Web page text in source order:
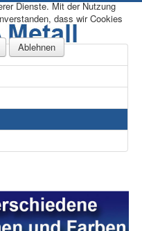
Dienste. Mit der Nutzung
dass wir Cookies
Ablehnen